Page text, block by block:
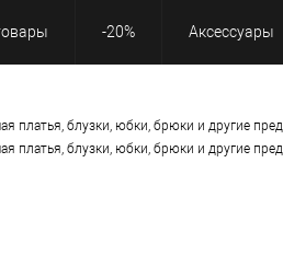
-20% Аксессуары
платья, блузки, юбки, брюки и другие
платья, блузки, юбки, брюки и другие